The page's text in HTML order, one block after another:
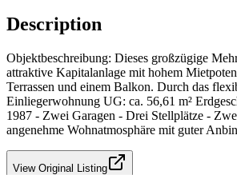
Description
Objektbeschreibung: Dieses großzügige
attraktive Kapitalanlage mit hohem
Terrassen und einem Balkon. Durch das
Einliegerwohnung UG: ca. 56,61 m²
1987 - Zwei Garagen - Drei Stellplätze -
angenehme Wohnatmosphäre mit guter
View Original Listing